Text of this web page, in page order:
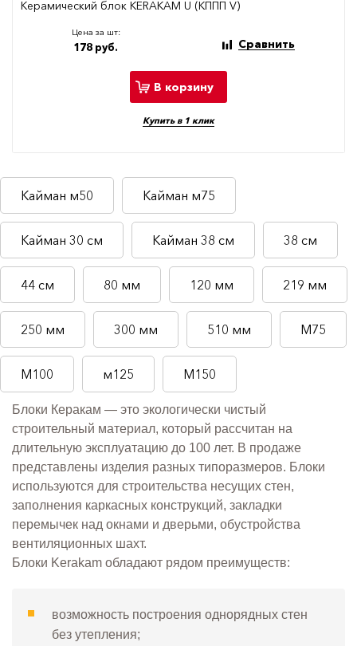
Керамический блок KERAKAM U (КППП V)
Цена за шт:
178 руб. Сравнить
В корзину
Купить в 1 клик
Кайман м50 Кайман м75
Кайман 30 см Кайман 38 см 38 см
44 см 80 мм 120 мм 219 мм
250 мм 300 мм 510 мм М75
М100 м125 М150
Блоки Керакам — это экологически чистый
строительный материал, который рассчитан на
длительную эксплуатацию до 100 лет. В продаже
представлены изделия разных типоразмеров. Блоки
используются для строительства несущих стен,
заполнения каркасных конструкций, закладки
перемычек над окнами и дверьми, обустройства
вентиляционных шахт.
Блоки Kerakam обладают рядом преимуществ:
возможность построения однорядных стен
без утепления;